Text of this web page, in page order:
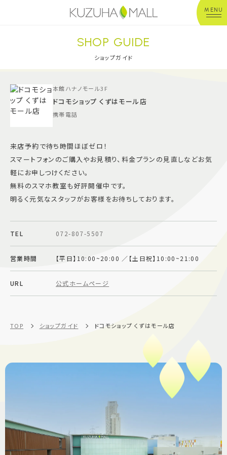
MENU
年中無休平 日：10:00~20:00
※店舗により異なる
ショップガイド
ショップニュース
イベント
アクセス＆駐車場
SHOP GUIDE
ショップガイド
本館ハナノモール3F
ドコモショップ くずはモール店
携帯電話
来店予約で待ち時間ほぼゼロ！
スマートフォンのご購入やお見積り、料金プランの見直しなどお気
軽にお申しつけください。
無料のスマホ教室も好評開催中です。
明るく元気なスタッフがお客様をお待ちしております。
TEL 072-807-5507
営業時間 【平日】10:00~20:00 ／【土日祝】10:00~21:00
URL 公式ホームページ
TOP ショップガイド ドコモショップ くずはモール店